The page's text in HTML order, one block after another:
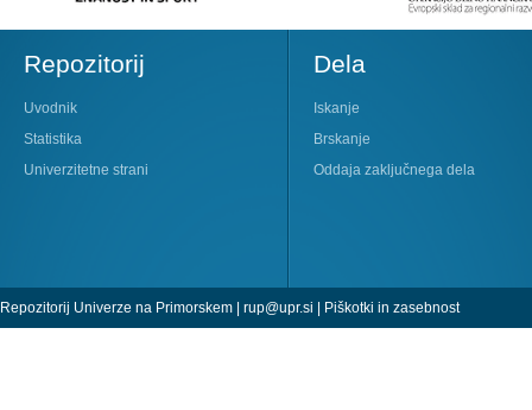
Repozitorij
Uvodnik
Statistika
Univerzitetne strani
Dela
Iskanje
Brskanje
Oddaja zaključnega dela
Repozitorij Univerze na Primorskem | rup@upr.si | Piškotki in zasebnost